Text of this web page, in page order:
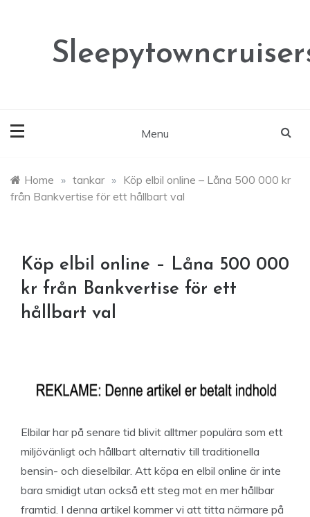
Menu
Home » tankar » Köp elbil online – Låna 500 000 kr
från Bankvertise för ett hållbart val
Köp elbil online – Låna 500 000
kr från Bankvertise för ett
hållbart val
Elbilar har på senare tid blivit alltmer populära som ett
miljövänligt och hållbart alternativ till traditionella
bensin- och dieselbilar. Att köpa en elbil online är inte
bara smidigt utan också ett steg mot en mer hållbar
framtid. I denna artikel kommer vi att titta närmare på